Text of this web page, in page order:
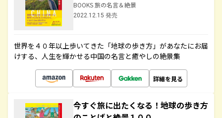
BOOKS 旅の名言＆絶景
2022.12.15 発売
世界を４０年以上歩いてきた「地球の歩き方」があなたにお届
けする、人生を輝かせる中国の名言と癒やしの絶景集
詳細を見る
今すぐ旅に出たくなる！地球の歩き方